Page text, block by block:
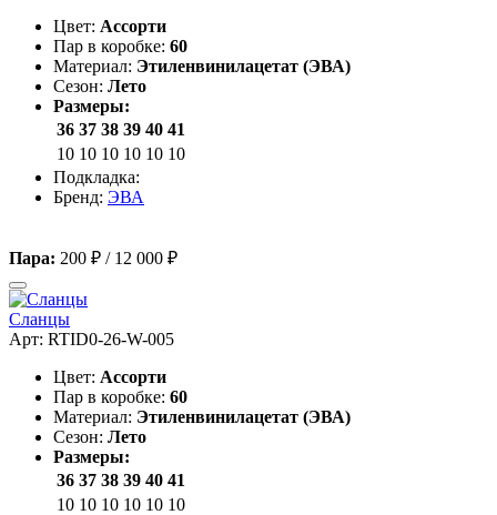
Цвет: Ассорти
Пар в коробке: 60
Материал: Этиленвинилацетат (ЭВА)
Сезон: Лето
Размеры:
36 37 38 39 40 41
10 10 10 10 10 10
Подкладка:
Бренд: ЭВА
Пара: 200 ₽ / 12 000 ₽
Сланцы
Арт: RTID0-26-W-005
Цвет: Ассорти
Пар в коробке: 60
Материал: Этиленвинилацетат (ЭВА)
Сезон: Лето
Размеры:
36 37 38 39 40 41
10 10 10 10 10 10